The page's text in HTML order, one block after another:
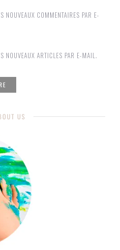
NOUVEAUX COMMENTAIRES PAR E-
NOUVEAUX ARTICLES PAR E-MAIL.
US